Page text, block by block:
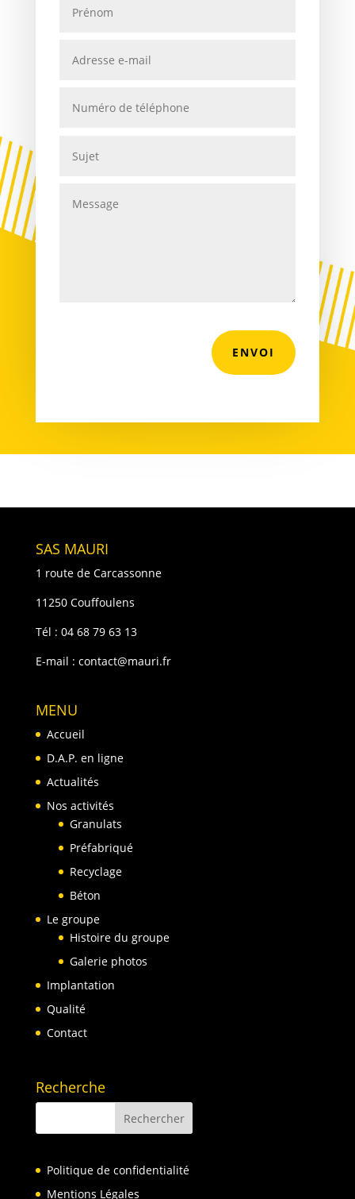
ENVOI
SAS MAURI
1 route de Carcassonne
11250 Couffoulens
Tél : 04 68 79 63 13
E-mail : contact@mauri.fr
MENU
Accueil
D.A.P. en ligne
Actualités
Nos activités
Granulats
Préfabriqué
Recyclage
Béton
Le groupe
Histoire du groupe
Galerie photos
Implantation
Qualité
Contact
Recherche
Politique de confidentialité
Mentions Légales